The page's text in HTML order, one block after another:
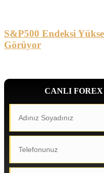
S&P500 Endeksi
Görüyor
CANLI